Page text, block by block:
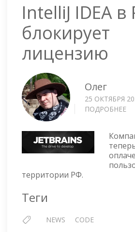
IntelliJ IDEA
блокирует
лицензию
Олег
25 ОКТЯБРЯ
ПОДРОБНЕЕ
В
территории РФ.
Теги
NEWS CODE